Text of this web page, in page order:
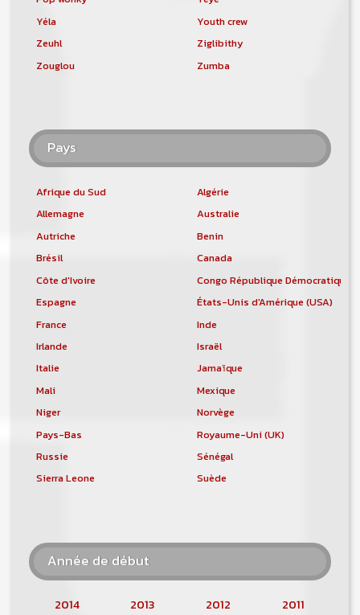
Yéla
Youth crew
Zeuhl
Ziglibithy
Zouglou
Zumba
Pays
Afrique du Sud
Algérie
Allemagne
Australie
Autriche
Benin
Brésil
Canada
Côte d'Ivoire
Congo République Démocratique
Espagne
États-Unis d'Amérique (USA)
France
Inde
Irlande
Israël
Italie
Jamaïque
Mali
Mexique
Niger
Norvège
Pays-Bas
Royaume-Uni (UK)
Russie
Sénégal
Sierra Leone
Suède
Année de début
2014 2013 2012
2011